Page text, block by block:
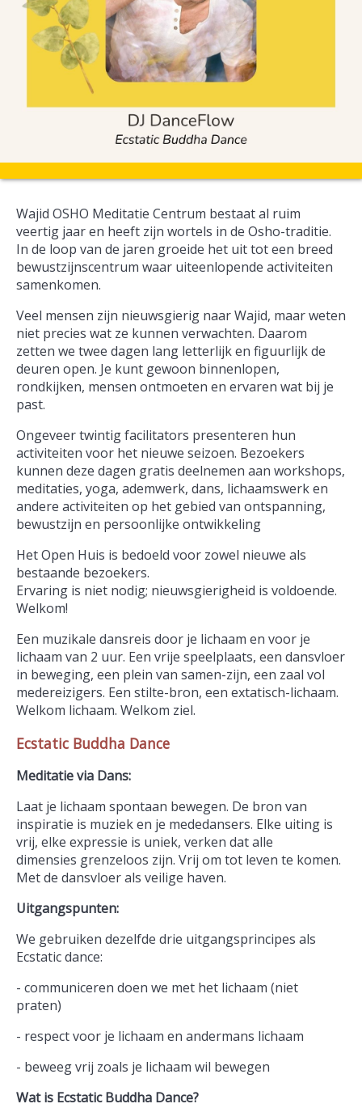
Wajid OSHO Meditatie Centrum bestaat al ruim
veertig jaar en heeft zijn wortels in de Osho-traditie.
In de loop van de jaren groeide het uit tot een breed
bewustzijnscentrum waar uiteenlopende activiteiten
samenkomen.
Veel mensen zijn nieuwsgierig naar Wajid, maar weten
niet precies wat ze kunnen verwachten. Daarom
zetten we twee dagen lang letterlijk en figuurlijk de
deuren open. Je kunt gewoon binnenlopen,
rondkijken, mensen ontmoeten en ervaren wat bij je
past.
Ongeveer twintig facilitators presenteren hun
activiteiten voor het nieuwe seizoen. Bezoekers
kunnen deze dagen gratis deelnemen aan workshops,
meditaties, yoga, ademwerk, dans, lichaamswerk en
andere activiteiten op het gebied van ontspanning,
bewustzijn en persoonlijke ontwikkeling
Het Open Huis is bedoeld voor zowel nieuwe als
bestaande bezoekers.
Ervaring is niet nodig; nieuwsgierigheid is voldoende.
Welkom!
Een muzikale dansreis door je lichaam en voor je
lichaam van 2 uur. Een vrije speelplaats, een dansvloer
in beweging, een plein van samen-zijn, een zaal vol
medereizigers. Een stilte-bron, een extatisch-lichaam.
Welkom lichaam. Welkom ziel.
Ecstatic Buddha Dance
Meditatie via Dans:
Laat je lichaam spontaan bewegen. De bron van
inspiratie is muziek en je mededansers. Elke uiting is
vrij, elke expressie is uniek, verken dat alle
dimensies grenzeloos zijn. Vrij om tot leven te komen.
Met de dansvloer als veilige haven.
Uitgangspunten:
We gebruiken dezelfde drie uitgangsprincipes als
Ecstatic dance:
- communiceren doen we met het lichaam (niet
praten)
- respect voor je lichaam en andermans lichaam
- beweeg vrij zoals je lichaam wil bewegen
Wat is Ecstatic Buddha Dance?